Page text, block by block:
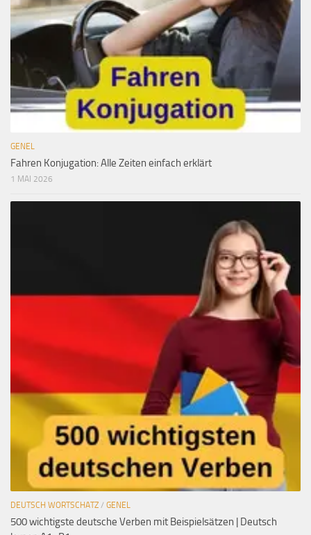
GENEL
Fahren Konjugation: Alle Zeiten einfach erklärt
1 MAI 2026
DEUTSCH WORTSCHATZ / GENEL
500 wichtigste deutsche Verben mit Beispielsätzen | Deutsch